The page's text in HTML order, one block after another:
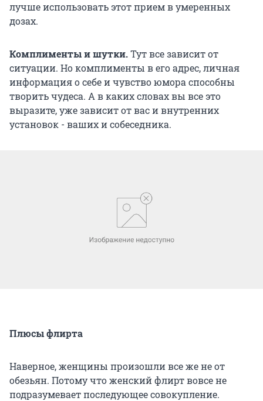
лучше использовать этот прием в умеренных
дозах.
Комплименты и шутки.Тут все зависит от
ситуации. Но комплименты в его адрес, личная
информация о себе и чувство юмора способны
творить чудеса. А в каких словах вы все это
выразите, уже зависит от вас и внутренних
установок - ваших и собеседника.
Плюсы флирта
Наверное, женщины произошли все же не от
обезьян. Потому что женский флирт вовсе не
подразумевает последующее совокупление.